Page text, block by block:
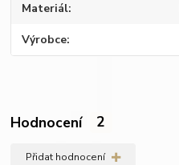
Materiál
Výrobce
Hodnocení 2
Přidat hodnocení